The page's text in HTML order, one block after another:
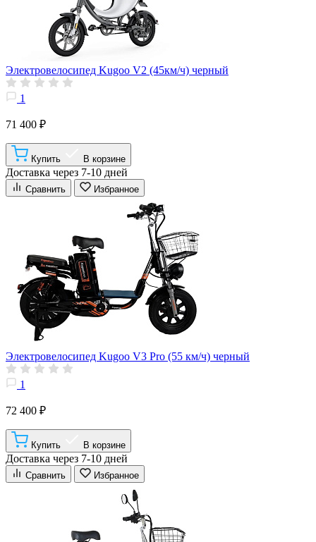
Электровелосипед Kugoo V2 (45км/ч) черный
1
71 400 ₽
Купить В корзине
Доставка через 7-10 дней
Сравнить Избранное
Электровелосипед Kugoo V3 Pro (55 км/ч) черный
1
72 400 ₽
Купить В корзине
Доставка через 7-10 дней
Сравнить Избранное